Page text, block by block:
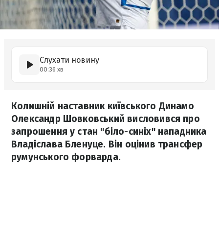
Слухати новину
00:36 хв
Колишній наставник київського Динамо
Олександр Шовковський висловився про
запрошення у стан "біло-синіх" нападника
Владіслава Бленуце. Він оцінив трансфер
румунського форварда.